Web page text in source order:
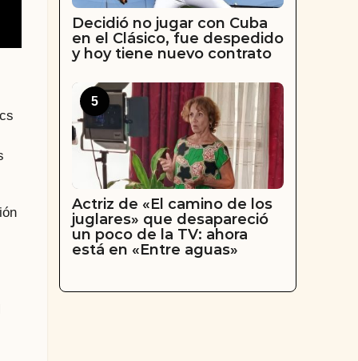
Decidió no jugar con Cuba
en el Clásico, fue despedido
y hoy tiene nuevo contrato
5
Actriz de «El camino de los
juglares» que desapareció
un poco de la TV: ahora
está en «Entre aguas»